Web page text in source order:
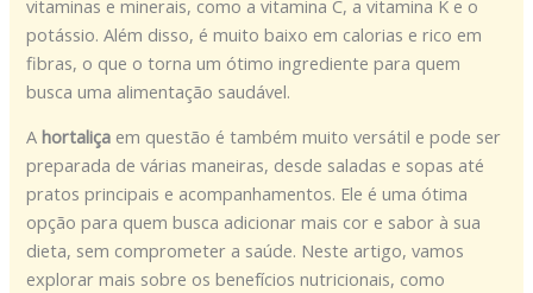
vitaminas e minerais, como a vitamina C, a vitamina K e o
potássio. Além disso, é muito baixo em calorias e rico em
fibras, o que o torna um ótimo ingrediente para quem
busca uma alimentação saudável.
Ahortaliça em questão é também muito versátil e pode ser
preparada de várias maneiras, desde saladas e sopas até
pratos principais e acompanhamentos. Ele é uma ótima
opção para quem busca adicionar mais cor e sabor à sua
dieta, sem comprometer a saúde. Neste artigo, vamos
explorar mais sobre os benefícios nutricionais, como